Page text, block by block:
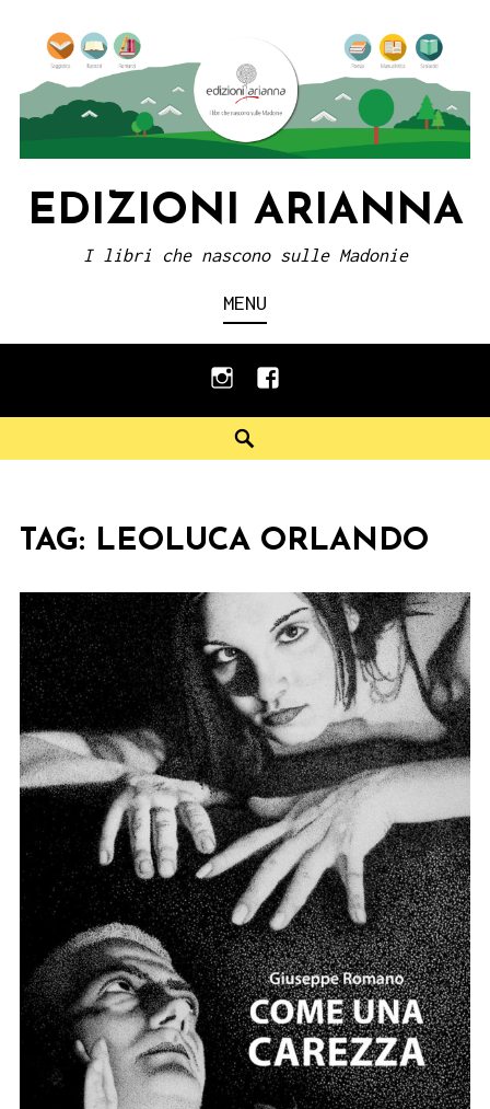
content
EDIZIONI ARIANNA
I libri che nascono sulle Madonie
MENU
instagramfacebook
TAG: LEOLUCA ORLANDO